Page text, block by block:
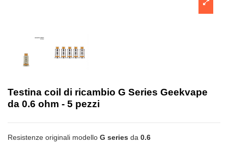
Testina coil di ricambio G Series Geekvape
da 0.6 ohm - 5 pezzi
Resistenze originali modello G series da 0.6